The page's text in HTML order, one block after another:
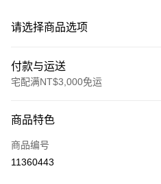
请选择商品选项
付款与运送
宅配满NT$3,000免运
信用卡一次付款
信用卡分期付款
商品特色
商品编号
11360443